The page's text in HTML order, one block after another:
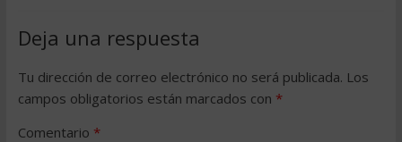
Deja una respuesta
Tu dirección de correo electrónico no será publicada. Los
campos obligatorios están marcados con *
Comentario *